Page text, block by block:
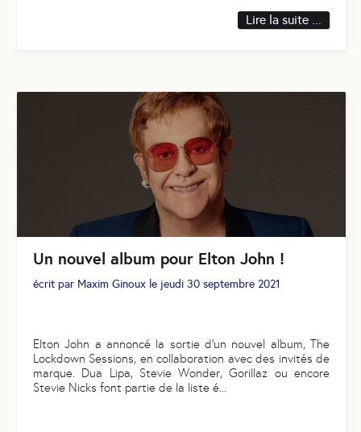
Lire la suite ...
Un nouvel album pour Elton John !
écrit par Maxim Ginoux le jeudi 30 septembre 2021
Elton John a annoncé la sortie d’un nouvel album, The
Lockdown Sessions, en collaboration avec des invités de
marque. Dua Lipa, Stevie Wonder, Gorillaz ou encore
Stevie Nicks font partie de la liste é